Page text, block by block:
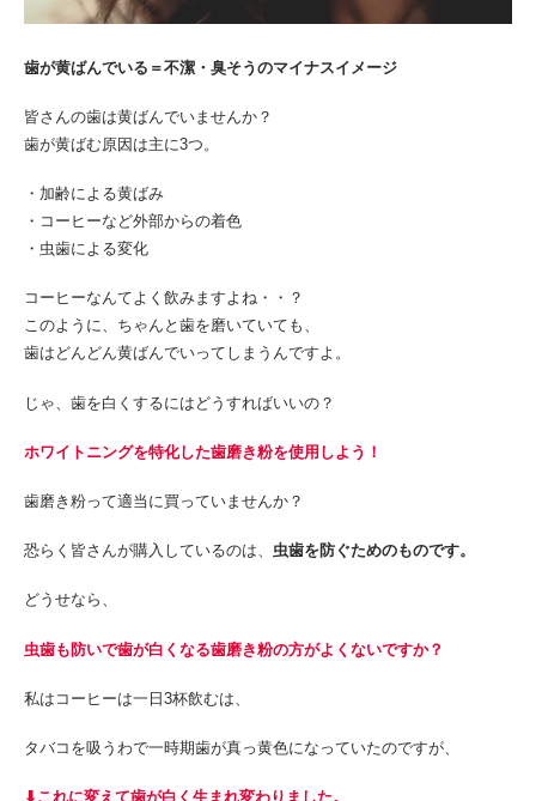
歯が黄ばんでいる＝不潔・臭そうのマイナスイメージ
皆さんの歯は黄ばんでいませんか？
歯が黄ばむ原因は主に3つ。
・加齢による黄ばみ
・コーヒーなど外部からの着色
・虫歯による変化
コーヒーなんてよく飲みますよね・・？
このように、ちゃんと歯を磨いていても、
歯はどんどん黄ばんでいってしまうんですよ。
じゃ、歯を白くするにはどうすればいいの？
ホワイトニングを特化した歯磨き粉を使用しよう！
歯磨き粉って適当に買っていませんか？
恐らく皆さんが購入しているのは、 虫歯を防ぐためのものです。
どうせなら、
虫歯も防いで歯が白くなる歯磨き粉の方がよくないですか？
私はコーヒーは一日3杯飲むは、
タバコを吸うわで一時期歯が真っ黄色になっていたのですが、
⬇これに変えて歯が白く生まれ変わりました。